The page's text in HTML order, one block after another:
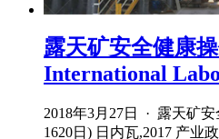
露天矿安全健康
International
2018年3月27日 · 露天矿安
1620日) 日内瓦,2017 产业